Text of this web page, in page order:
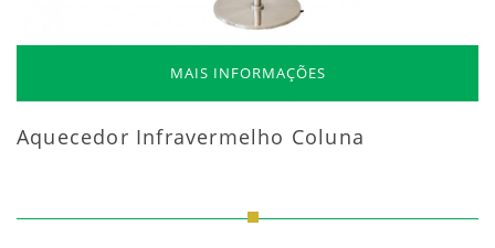
MAIS INFORMAÇÕES
Aquecedor Infravermelho Coluna